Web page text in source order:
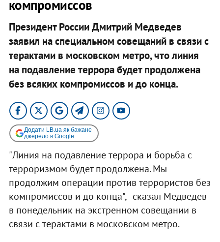
компромиссов
Президент России Дмитрий Медведев
заявил на специальном совещаний в связи с
терактами в московском метро, что линия
на подавление террора будет продолжена
без всяких компромиссов и до конца.
Додати LB.ua як бажане
джерело в Google
"Линия на подавление террора и борьба с
терроризмом будет продолжена. Мы
продолжим операции против террористов без
компромиссов и до конца", - сказал Медведев
в понедельник на экстренном совещании в
связи с терактами в московском метро.